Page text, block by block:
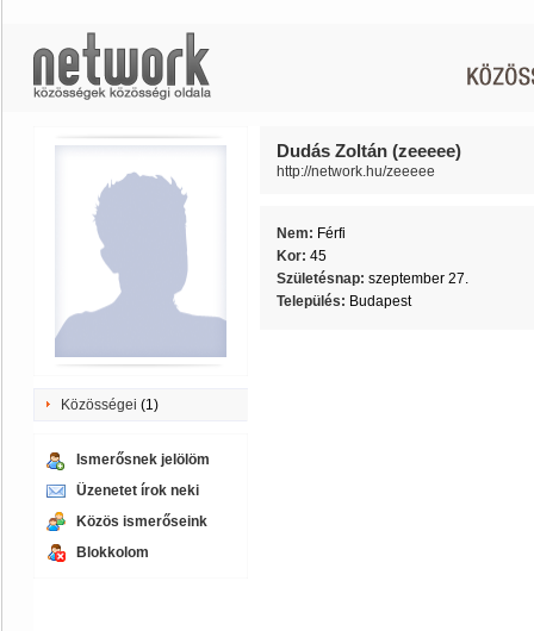
Közösségei (1)
Ismerősnek jelölöm
Üzenetet írok neki
Közös ismerőseink
Blokkolom
Dudás Zoltán (zeeeee)
http://network.hu/zeeeee
Nem: Férfi
Kor: 45
Születésnap: szeptember 27.
Település: Budapest